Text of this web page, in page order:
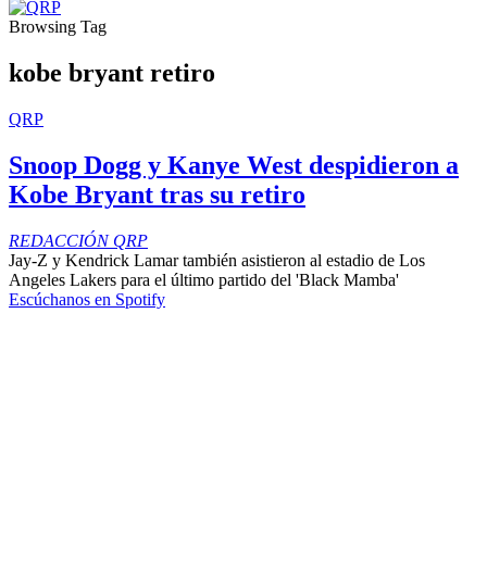
Browsing Tag
kobe bryant retiro
QRP
Snoop Dogg y Kanye West despidieron a
Kobe Bryant tras su retiro
REDACCIÓN QRP
Jay-Z y Kendrick Lamar también asistieron al estadio de Los
Angeles Lakers para el último partido del 'Black Mamba'
Escúchanos en Spotify